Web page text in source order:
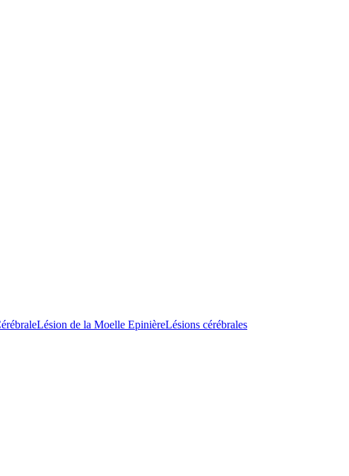
Lésion de la Moelle EpinièreLésions cérébrales